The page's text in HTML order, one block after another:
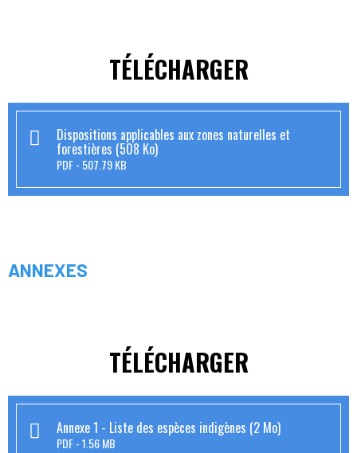
TÉLÉCHARGER
Dispositions applicables aux zones naturelles et
forestières (508 Ko)
PDF 507.79 KB
ANNEXES
TÉLÉCHARGER
Annexe 1 - Liste des espèces indigènes (2 Mo)
PDF 1.56 MB